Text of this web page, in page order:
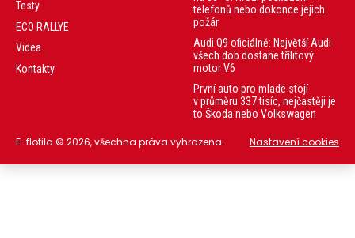
Testy
ECO RALLYE
Videa
Kontakty
telefonů nebo dokonce jejich
požár
Audi Q9 oficiálně: Největší Audi
všech dob dostane třílitový
motor V6
První auto pro mladé stojí
v průměru 337 tisíc, nejčastěji je
to Škoda nebo Volkswagen
E-flotila © 2026, všechna práva vyhrazena. Nastavení cookies